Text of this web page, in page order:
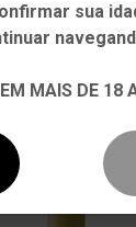
CHARDONNAY
Outros Estados
sua
MAIS DE 18